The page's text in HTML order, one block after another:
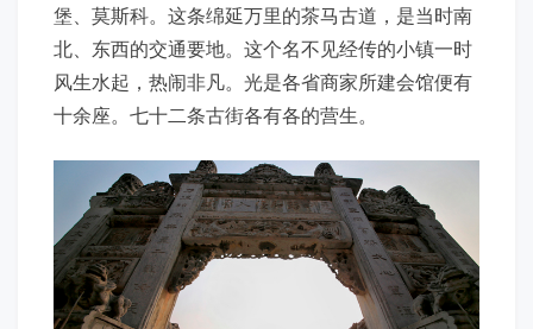
堡、莫斯科。这条绵延万里的茶马古道，是当时南
北、东西的交通要地。这个名不见经传的小镇一时
风生水起，热闹非凡。光是各省商家所建会馆便有
十余座。七十二条古街各有各的营生。